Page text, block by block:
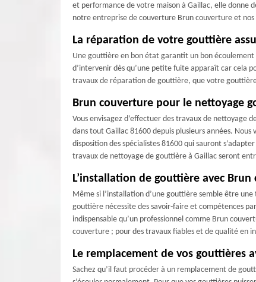
et performance de votre maison à Gaillac, elle donne
notre entreprise de couverture Brun couverture et
La réparation de votre gouttière
Une gouttière en bon état garantit un bon
d’intervenir dès qu’une petite fuite apparaît car cela
travaux de réparation de gouttière, que votre
Brun couverture pour le nettoyage
Vous envisagez d’effectuer des travaux de nettoyage
dans tout Gaillac 81600 depuis plusieurs années.
disposition des spécialistes 81600 qui sauront
travaux de nettoyage de gouttière à Gaillac seront
L’installation de gouttière avec
Même si l’installation d’une gouttière semble être
gouttière nécessite des savoir-faire et compétences
indispensable qu’un professionnel comme Brun
couverture ; pour des travaux fiables et de qualité en
Le remplacement de vos gouttières
Sachez qu’il faut procéder à un remplacement de